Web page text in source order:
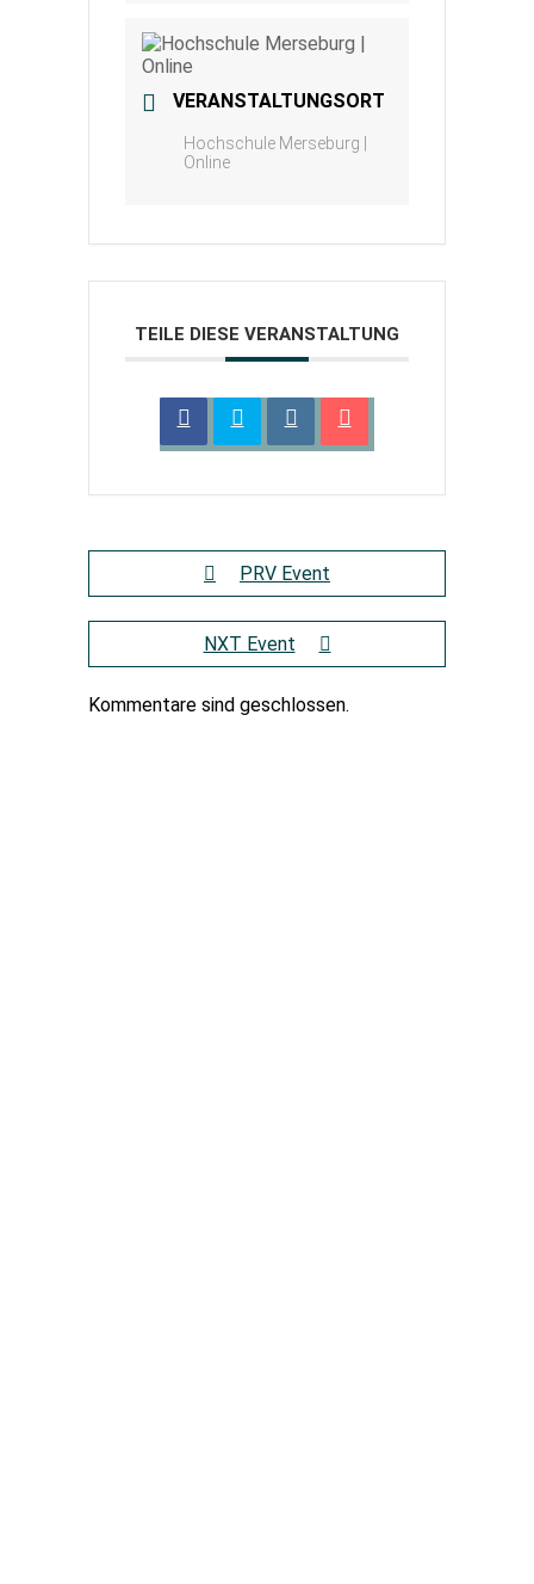
VERANSTALTUNGSORT
Hochschule Merseburg |
Online
TEILE DIESE VERANSTALTUNG
PRV Event
NXT Event
Kommentare sind geschlossen.